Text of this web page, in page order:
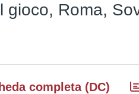
gioco, Roma,
completa (DC)